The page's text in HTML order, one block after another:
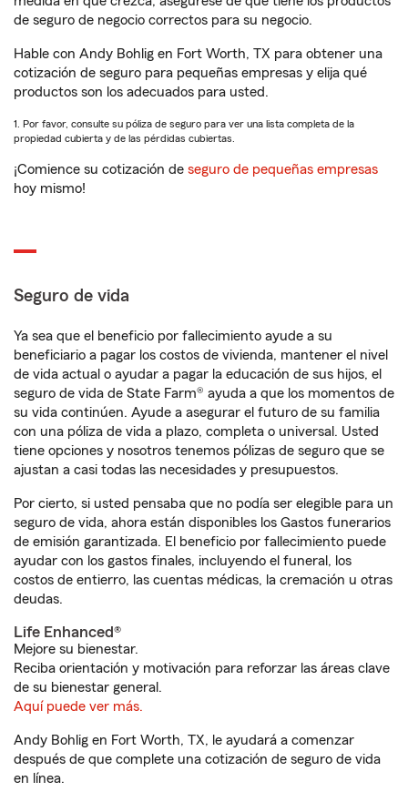
de seguro de negocio correctos para su negocio.
Hable con Andy Bohlig en Fort Worth, TX para obtener una
cotización de seguro para pequeñas empresas y elija qué
productos son los adecuados para usted.
1. Por favor, consulte su póliza de seguro para ver una lista completa de la
propiedad cubierta y de las pérdidas cubiertas.
¡Comience su cotización de seguro de pequeñas empresas
hoy mismo!
Seguro de vida
Ya sea que el beneficio por fallecimiento ayude a su
beneficiario a pagar los costos de vivienda, mantener el nivel
de vida actual o ayudar a pagar la educación de sus hijos, el
seguro de vida de State Farm® ayuda a que los momentos de
su vida continúen. Ayude a asegurar el futuro de su familia
con una póliza de vida a plazo, completa o universal. Usted
tiene opciones y nosotros tenemos pólizas de seguro que se
ajustan a casi todas las necesidades y presupuestos.
Por cierto, si usted pensaba que no podía ser elegible para un
seguro de vida, ahora están disponibles los Gastos funerarios
de emisión garantizada. El beneficio por fallecimiento puede
ayudar con los gastos finales, incluyendo el funeral, los
costos de entierro, las cuentas médicas, la cremación u otras
deudas.
Life Enhanced®
Mejore su bienestar.
Reciba orientación y motivación para reforzar las áreas clave
de su bienestar general.
Aquí puede ver más.
Andy Bohlig en Fort Worth, TX, le ayudará a comenzar
después de que complete una cotización de seguro de vida
en línea.